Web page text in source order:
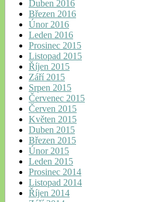
Duben 2016
Březen 2016
Únor 2016
Leden 2016
Prosinec 2015
Listopad 2015
Říjen 2015
Září 2015
Srpen 2015
Červenec 2015
Červen 2015
Květen 2015
Duben 2015
Březen 2015
Únor 2015
Leden 2015
Prosinec 2014
Listopad 2014
Říjen 2014